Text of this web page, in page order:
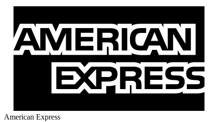
American Express